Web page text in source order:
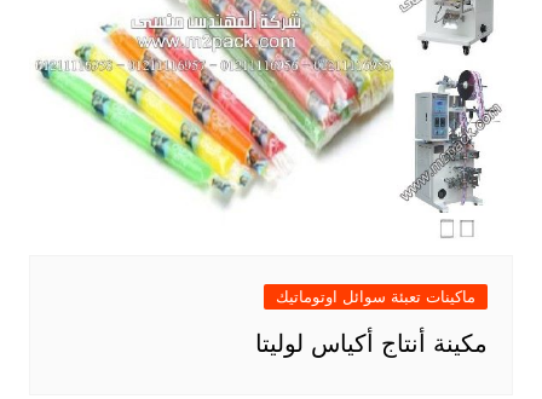
ماكينات تعبئة سوائل اوتوماتيك
مكينة أنتاج أكياس لوليتا